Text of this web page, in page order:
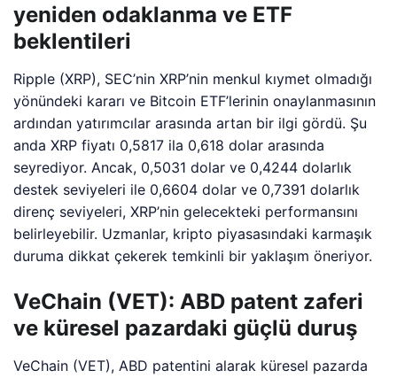
yeniden odaklanma ve ETF
beklentileri
Ripple (XRP), SEC’nin XRP’nin menkul kıymet olmadığı
yönündeki kararı ve Bitcoin ETF’lerinin onaylanmasının
ardından yatırımcılar arasında artan bir ilgi gördü. Şu
anda XRP fiyatı 0,5817 ila 0,618 dolar arasında
seyrediyor. Ancak, 0,5031 dolar ve 0,4244 dolarlık
destek seviyeleri ile 0,6604 dolar ve 0,7391 dolarlık
direnç seviyeleri, XRP’nin gelecekteki performansını
belirleyebilir. Uzmanlar, kripto piyasasındaki karmaşık
duruma dikkat çekerek temkinli bir yaklaşım öneriyor.
VeChain (VET): ABD patent zaferi
ve küresel pazardaki güçlü duruş
VeChain (VET), ABD patentini alarak küresel pazarda